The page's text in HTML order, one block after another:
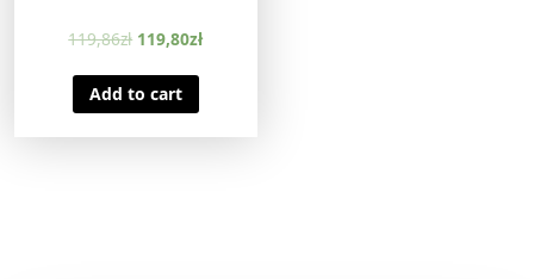
119,86zł 119,80zł
Add to cart